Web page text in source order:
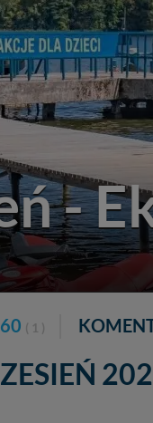
-
( 1 )